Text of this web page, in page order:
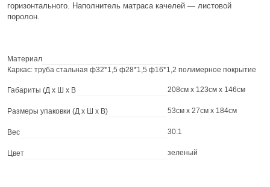
горизонтального. Наполнитель матраса качелей — листовой
поролон.
Материал
Каркас: труба стальная ф32*1,5 ф28*1,5 ф16*1,2 полимерное покрытие
Габариты (Д х Ш х В 208см x 123см x 146см
Размеры упаковки (Д х Ш х В) 53см x 27см x 184см
Вес 30.1
Цвет зеленый